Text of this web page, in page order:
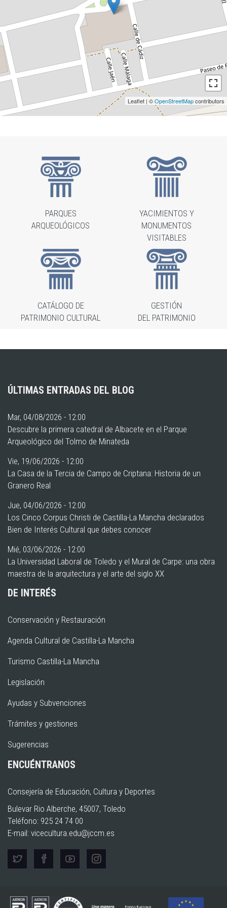
Leaflet | ©OpenStreetMapcontributors
PARQUES
ARQUEOLÓGICOS
YACIMIENTOS Y
MONUMENTOS
VISITABLES
CATÁLOGO DE
PATRIMONIO CULTURAL
GESTIÓN
DEL PATRIMONIO
ÚLTIMAS ENTRADAS DEL BLOG
Mar, 04/08/2026 - 12:00
Descubre la primera catedral de Albacete en el Parque
Arqueológico del Tolmo de Minateda
Vie, 19/06/2026 - 12:00
La Casa de la Tercia de Campo de Criptana: Historia de un
Granero Real
Jue, 04/06/2026 - 12:00
Los Cinco Corpus Christi de Castilla-La Mancha declarados
Bien de Interés Cultural que debes conocer
Mié, 03/06/2026 - 12:00
La Universidad Laboral de Toledo y el Mural de Carpe: una obra
maestra de la arquitectura y el arte del siglo XX
DE INTERÉS
Conservación y Restauración
Agenda Cultural de Castilla-La Mancha
Turismo Castilla-La Mancha
Legislación
Ayudas y Subvenciones
Trámites y gestiones
Sugerencias
ENCUÉNTRANOS
Consejería de Educación, Cultura y Deportes
Bulevar Rio Alberche, 45007, Toledo
Teléfono: 925 24 74 00
E-mail: vicecultura.edu@jccm.es